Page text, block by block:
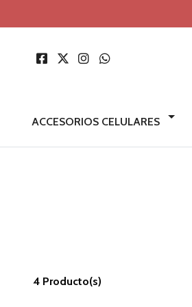
ACCESORIOS CELULARES
4 Producto(s)